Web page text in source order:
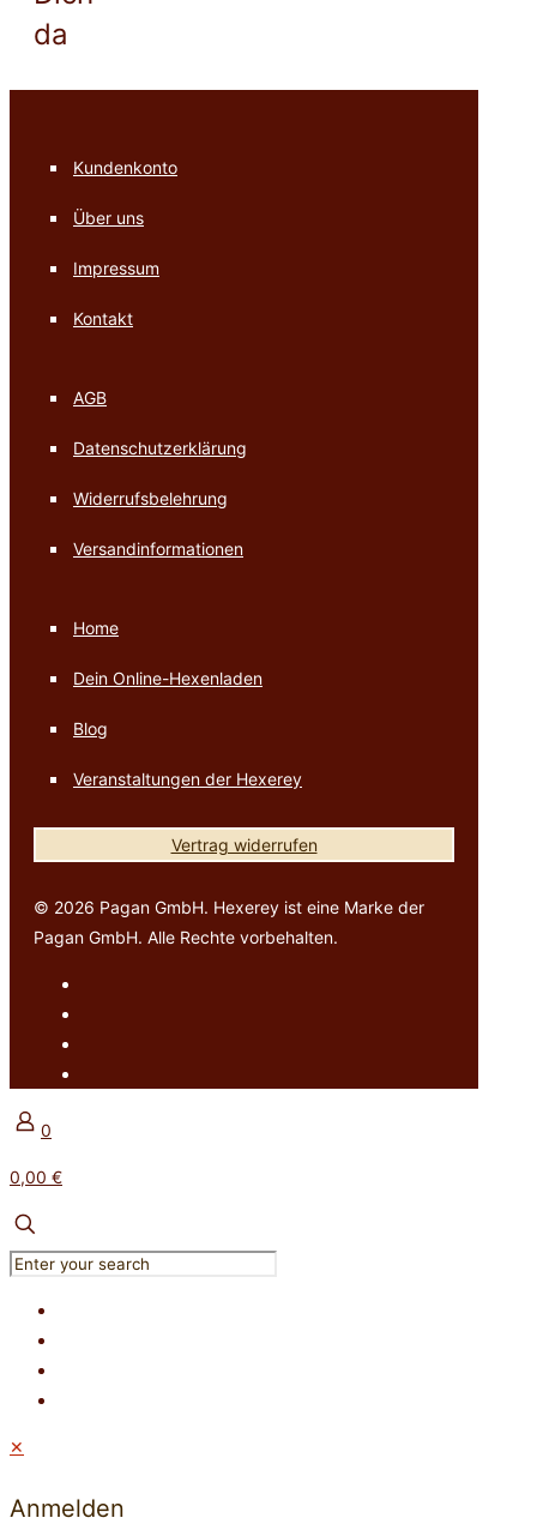
da
Kundenkonto
Über uns
Impressum
Kontakt
AGB
Datenschutzerklärung
Widerrufsbelehrung
Versandinformationen
Home
Dein Online-Hexenladen
Blog
Veranstaltungen der Hexerey
Vertrag widerrufen
© 2026 Pagan GmbH. Hexerey ist eine Marke der
Pagan GmbH. Alle Rechte vorbehalten.
0
0,00 €
✕
Anmelden